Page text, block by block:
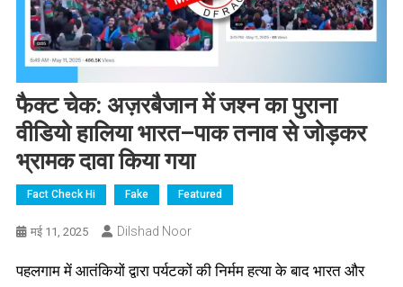
फैक्ट चेक: अज़रबैजान में जश्न का पुराना
वीडियो हालिया भारत–पाक तनाव से जोड़कर
भ्रामक दावा किया गया
Fact Check Hi Fake Featured
मई 11, 2025 Dilshad Noor
पहलगाम में आतंकियों द्वारा पर्यटकों की निर्मम हत्या के बाद भारत और